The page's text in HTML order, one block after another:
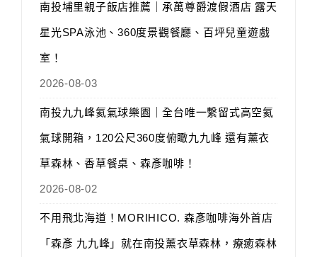
南投埔里親子飯店推薦｜承萬尊爵渡假酒店 露天
星光SPA泳池、360度景觀餐廳、百坪兒童遊戲
室！
2026-08-03
南投九九峰氦氣球樂園｜全台唯一繫留式高空氦
氣球開箱，120公尺360度俯瞰九九峰 還有薰衣
草森林、香草餐桌、森彥咖啡！
2026-08-02
不用飛北海道！MORIHICO. 森彥咖啡海外首店
「森彥 九九峰」就在南投薰衣草森林，療癒森林